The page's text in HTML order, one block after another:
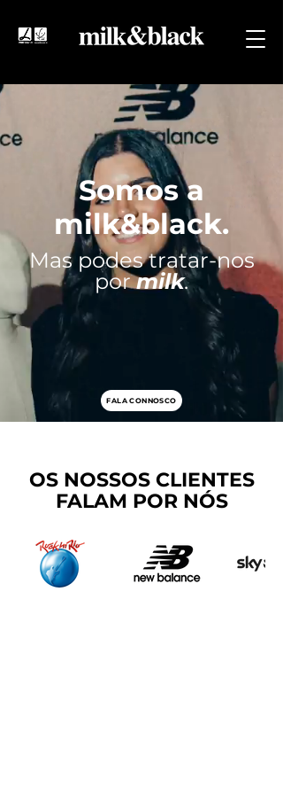
Somos a
milk&black.
Mas podes tratar-nos
pormilk.
FALA CONNOSCO
OS NOSSOS CLIENTES
FALAM POR NÓS